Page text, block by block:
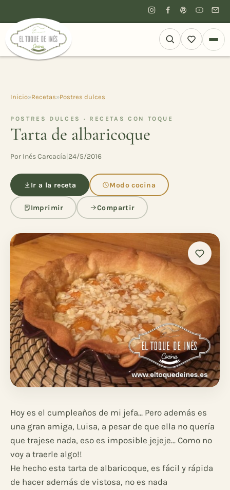
Inicio»Recetas»Postres dulces
POSTRES DULCES · RECETAS CON TOQUE
Tarta de albaricoque
Por Inés Carcacía 24/5/2016
Ir a la receta Modo cocina
Imprimir Compartir
Hoy es el cumpleaños de mi jefa... Pero además es
una gran amiga, Luisa, a pesar de que ella no quería
que trajese nada, eso es imposible jejeje... Como no
voy a traerle algo!!
He hecho esta tarta de albaricoque, es fácil y rápida
de hacer además de vistosa, no es nada